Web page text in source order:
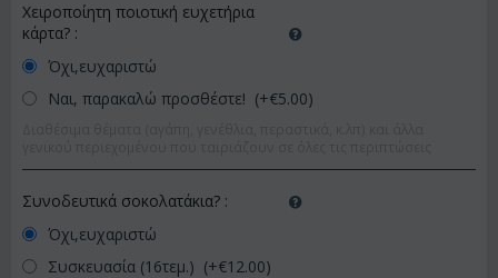
Χειροποίητη ποιοτική ευχετήρια
κάρτα? :
Όχι,ευχαριστώ
Ναι, παρακαλώ προσθέστε! (+€5.00)
Συνοδευτικά σοκολατάκια? :
Όχι,ευχαριστώ
Συσκευασία (16τεμ.) (+€12.00)